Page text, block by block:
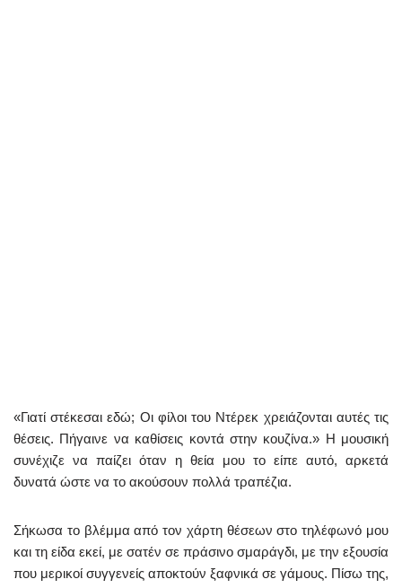
«Γιατί στέκεσαι εδώ; Οι φίλοι του Ντέρεκ χρειάζονται αυτές τις
θέσεις. Πήγαινε να καθίσεις κοντά στην κουζίνα.» Η μουσική
συνέχιζε να παίζει όταν η θεία μου το είπε αυτό, αρκετά
δυνατά ώστε να το ακούσουν πολλά τραπέζια.
Σήκωσα το βλέμμα από τον χάρτη θέσεων στο τηλέφωνό μου
και τη είδα εκεί, με σατέν σε πράσινο σμαράγδι, με την εξουσία
που μερικοί συγγενείς αποκτούν ξαφνικά σε γάμους. Πίσω της,